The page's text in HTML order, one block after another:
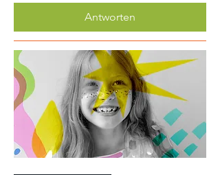
Antworten